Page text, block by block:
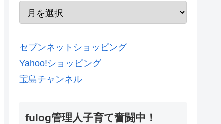
セブンネットショッピング
Yahoo!ショッピング
宝島チャンネル
fulog管理人子育て奮闘中！